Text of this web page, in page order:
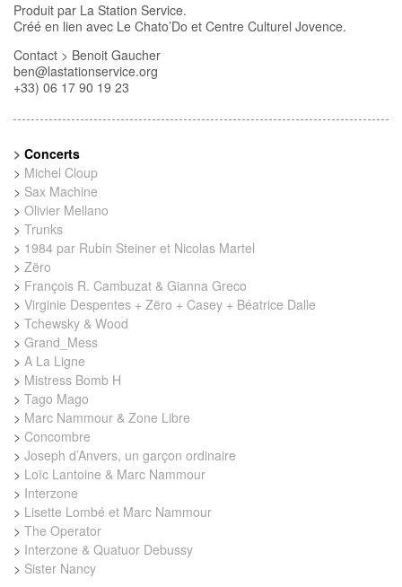
Produit par La Station Service.
Créé en lien avec Le Chato’Do et Centre Culturel Jovence.
Contact > Benoit Gaucher
ben@lastationservice.org
+33) 06 17 90 19 23‬
> Concerts
> Michel Cloup
> Sax Machine
> Olivier Mellano
> Trunks
> 1984 par Rubin Steiner et Nicolas Martel
> Zëro
> François R. Cambuzat & Gianna Greco
> Virginie Despentes + Zëro + Casey + Béatrice Dalle
> Tchewsky & Wood
> Grand_Mess
> A La Ligne
> Mistress Bomb H
> Tago Mago
> Marc Nammour & Zone Libre
> Concombre
> Joseph d’Anvers, un garçon ordinaire
> Loïc Lantoine & Marc Nammour
> Interzone
> Lisette Lombé et Marc Nammour
> The Operator
> Interzone & Quatuor Debussy
> Sister Nancy